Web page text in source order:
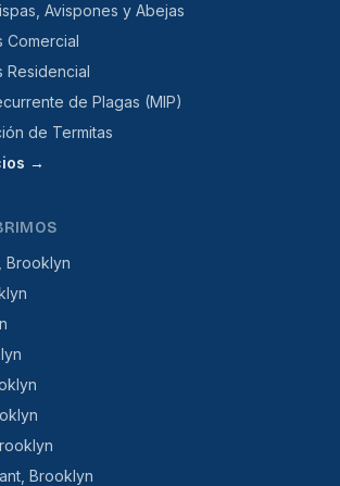
Avispones y Abejas
Comercial
Residencial
de Plagas (MIP)
de Termitas
→
Brooklyn
Brooklyn